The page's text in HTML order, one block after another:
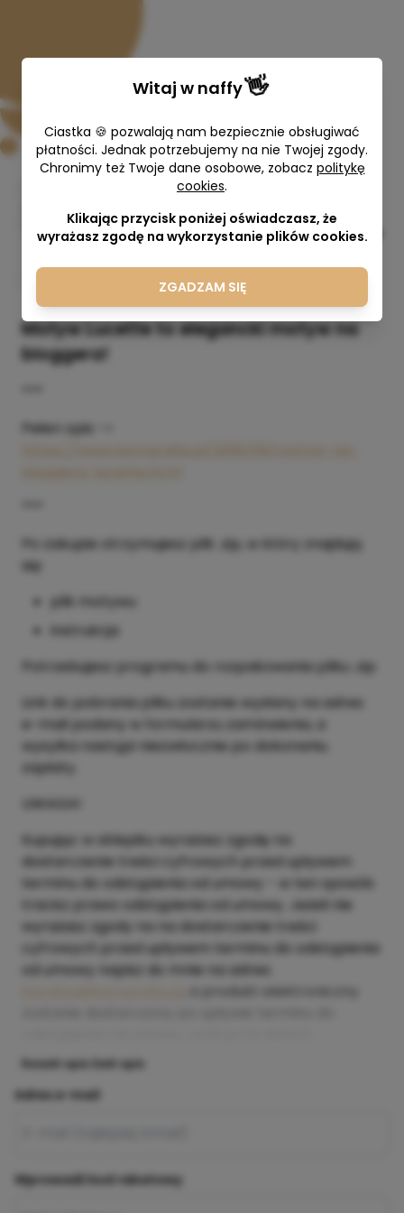
KAROGRAFIA Karolina Gierdziejewska
127,00 zł
Motyw Lucette to elegancki motyw na
bloggera!
Pełen opis ->
Po zakupie otrzymujesz plik .zip, w który znajdują
się:
plik motywu
instrukcja
Potrzebujesz programu do rozpakowania pliku .zip
Link do pobrania pliku zostanie wysłany na adres
e-mail podany w formularzu zamówienia, a
wysyłka nastąpi niezwłocznie po dokonaniu
zapłaty.
UWAGA!
Kupując w sklepiku wyrażasz zgodę na
dostarczenie treści cyfrowych przed upływem
terminu do odstąpienia od umowy - w ten sposób
tracisz prawo odstąpienia od umowy. Jeżeli nie
wyrażasz zgody na na dostarczenie treści
cyfrowych przed upływem terminu do odstąpienia
od umowy napisz do mnie na adres:
Rozwiń opis Zwiń opis
Adres e-mail
Wprowadź kod rabatowy
Witaj w naffy 👋
Ciastka 🍪 pozwalają nam bezpiecznie obsługiwać
płatności. Jednak potrzebujemy na nie Twojej zgody.
Chronimy też Twoje dane osobowe, zobacz politykę
cookies.
Klikając przycisk poniżej oświadczasz, że
wyrażasz zgodę na wykorzystanie plików cookies.
ZGADZAM SIĘ